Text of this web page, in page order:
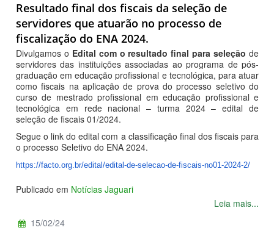
Resultado final dos fiscais da seleção de
servidores que atuarão no processo de
fiscalização do ENA 2024.
Divulgamos o Edital com o resultado final para seleção de
servidores das instituições associadas ao programa de pós-
graduação em educação profissional e tecnológica, para atuar
como fiscais na aplicação de prova do processo seletivo do
curso de mestrado profissional em educação profissional e
tecnológica em rede nacional – turma 2024 – edital de
seleção de fiscais 01/2024.
Segue o link do edital com a classificação final dos fiscais para
o processo Seletivo do ENA 2024.
https://facto.org.br/edital/edital-de-selecao-de-fiscais-no01-2024-2/
Publicado em Notícias Jaguari
Leia mais...
15/02/24